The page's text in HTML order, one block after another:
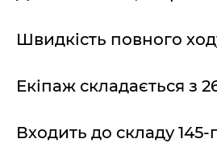
Швидкість повного
Екіпаж складається з
Входить до складу 145-